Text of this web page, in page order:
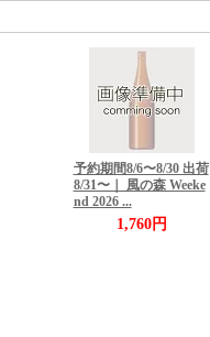
予約期間8/6〜8/30 出荷
8/31〜｜ 風の森 Weeke
nd 2026 ...
1,760円